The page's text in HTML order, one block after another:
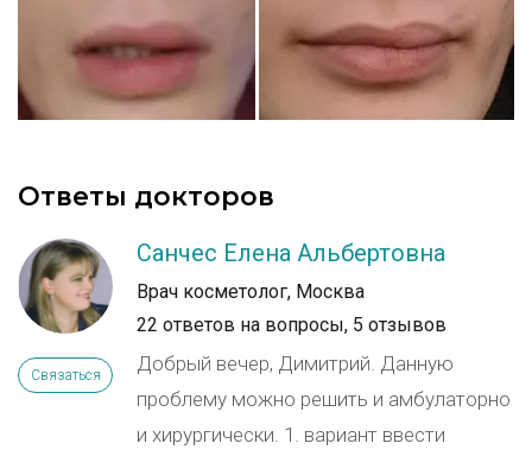
Ответы докторов
Связаться
Санчес Елена Альбертовна
Врач косметолог, Москва
22 ответов на вопросы, 5 отзывов
Добрый вечер, Димитрий. Данную
проблему можно решить и амбулаторно
и хирургически. 1. вариант ввести